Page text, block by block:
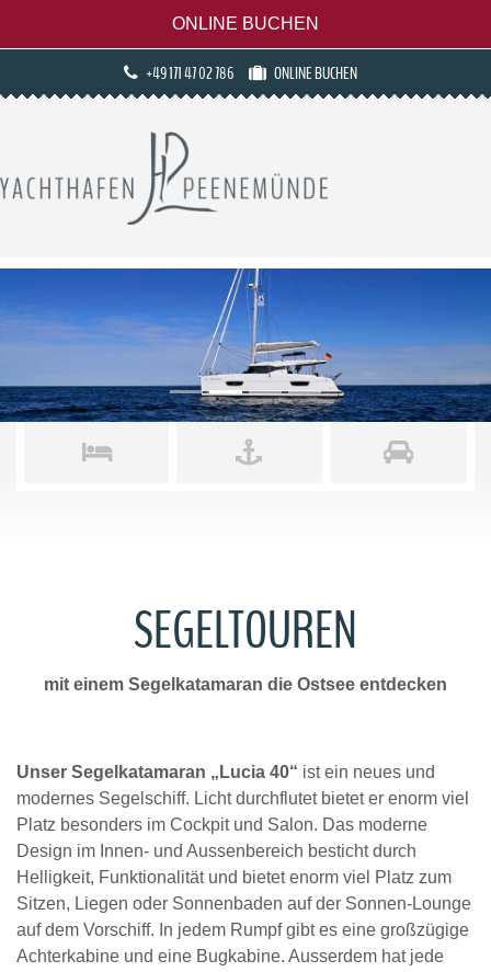
ONLINE BUCHEN
+49 171 47 02 786 ONLINE BUCHEN
SEGELTOUREN
mit einem Segelkatamaran die Ostsee entdecken
Unser Segelkatamaran „Lucia 40“ ist ein neues und
modernes Segelschiff. Licht durchflutet bietet er enorm viel
Platz besonders im Cockpit und Salon. Das moderne
Design im Innen- und Aussenbereich besticht durch
Helligkeit, Funktionalität und bietet enorm viel Platz zum
Sitzen, Liegen oder Sonnenbaden auf der Sonnen-Lounge
auf dem Vorschiff. In jedem Rumpf gibt es eine großzügige
Achterkabine und eine Bugkabine. Ausserdem hat jede